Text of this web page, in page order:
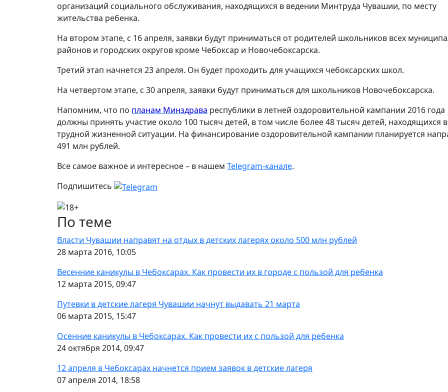
организаций социального обслуживания, находящихся в ведении Минтруда Чувашии, по месту
жительства ребенка.
На втором этапе, с 16 апреля, заявки будут приниматься от родителей школьников всех
районов и городских округов кроме Чебоксар и Новочебоксарска.
Третий этап начнется 23 апреля. Он будет проходить для учащихся чебоксарских школ.
На четвертом этапе, с 30 апреля, заявки будут приниматься для школьников Новочебоксарска.
Напомним, что по планам Минздрава республики в летней оздоровительной кампании 2016 года
должны принять участие около 100 тысяч детей, в том числе более 48 тысяч детей, находящихся в
трудной жизненной ситуации. На финансирование оздоровительной кампании планируется
491 млн рублей.
Все самое важное и интересное – в нашем Telegram-канале.
Подпишитесь
По теме
Власти Чувашии направят на отдых в детских лагерях около 500 млн рублей
28 марта 2016, 10:05
Весенние каникулы в Чебоксарах. Как провести их в городе с пользой для ребенка
12 марта 2015, 09:47
Путевки в детские лагеря Чувашии начнут выдавать 21 марта
06 марта 2015, 15:47
Осенние каникулы в Чебоксарах. Как провести их с пользой для ребенка
24 октября 2014, 09:47
12 апреля в Чебоксарах начнется прием заявок в детские лагеря
07 апреля 2014, 18:58